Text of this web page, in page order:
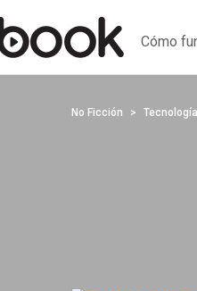
Cómo
No Ficción Tecnología